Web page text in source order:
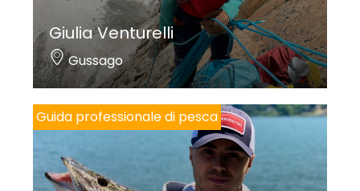
Giulia Venturelli
Gussago
Guida professionale di pesca